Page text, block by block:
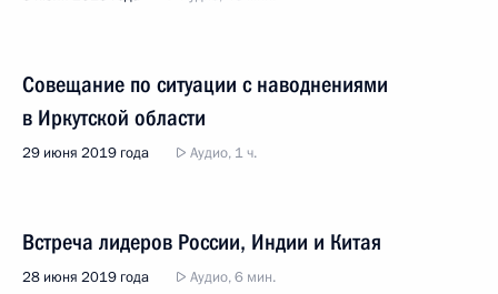
Совещание по ситуации с наводнениями
в Иркутской области
29 июня 2019 года Аудио, 1 ч.
Встреча лидеров России, Индии и Китая
28 июня 2019 года Аудио, 6 мин.